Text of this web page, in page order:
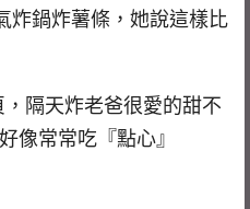
炸鍋炸薯條，她說這樣比
隔天炸老爸很愛的甜不
像常常吃『點心』